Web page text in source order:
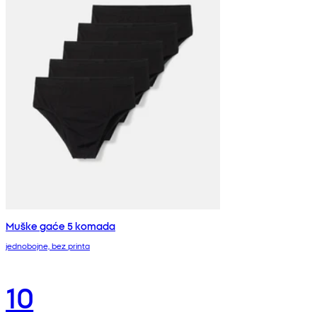
Muške gaće 5 komada
jednobojne, bez printa
10